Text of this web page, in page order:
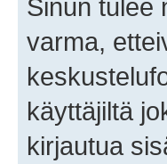
Sinun tulee
varma,
käyttäjiltä
kirjautua